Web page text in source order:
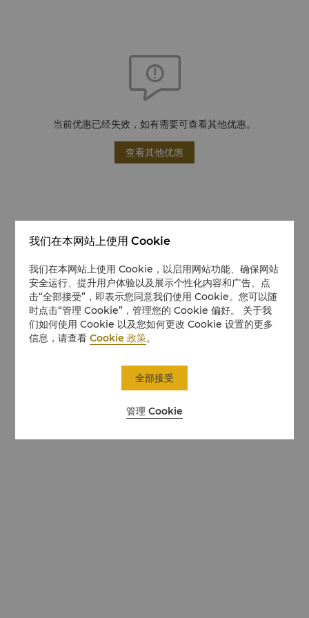
当前优惠已经失效，如有需要可查看其他优惠。
查看其他优惠
我们在本网站上使用 Cookie
我们在本网站上使用 Cookie，以启用网站功能、确保网站
安全运行、提升用户体验以及展示个性化内容和广告。点
击“全部接受”，即表示您同意我们使用 Cookie。您可以随
时点击“管理 Cookie”，管理您的 Cookie 偏好。 关于我
们如何使用 Cookie 以及您如何更改 Cookie 设置的更多
信息，请查看Cookie 政策。
管理 Cookie
全部接受